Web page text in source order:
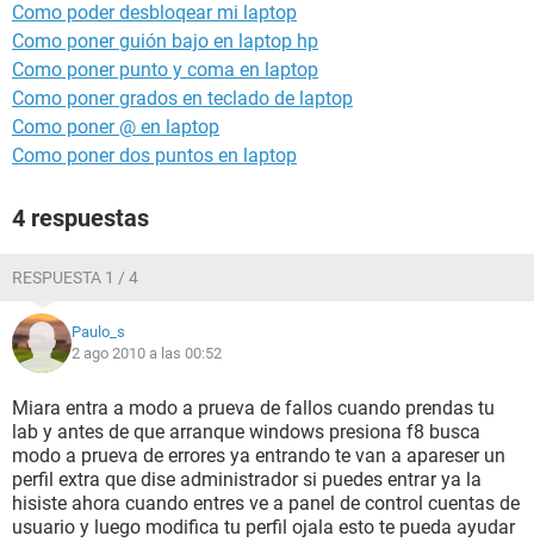
Como poder desbloqear mi laptop
Como poner guión bajo en laptop hp
Como poner punto y coma en laptop
Como poner grados en teclado de laptop
Como poner @ en laptop
Como poner dos puntos en laptop
4 respuestas
RESPUESTA 1 / 4
Paulo_s
2 ago 2010 a las 00:52
Miara entra a modo a prueva de fallos cuando prendas tu
lab y antes de que arranque windows presiona f8 busca
modo a prueva de errores ya entrando te van a apareser un
perfil extra que dise administrador si puedes entrar ya la
hisiste ahora cuando entres ve a panel de control cuentas de
usuario y luego modifica tu perfil ojala esto te pueda ayudar